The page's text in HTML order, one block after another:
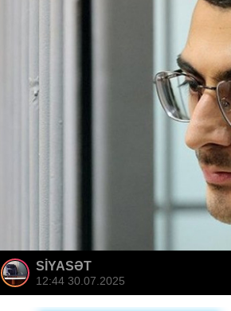
SİYASƏT
12:44 30.07.2025